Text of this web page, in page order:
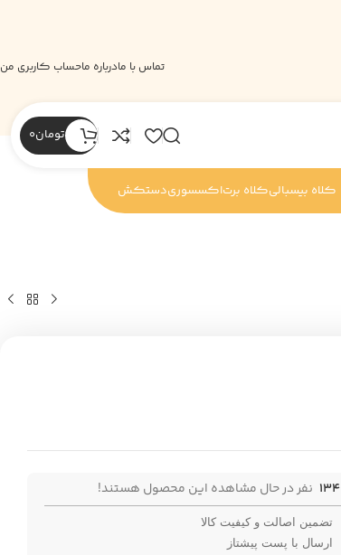
تماس با مادرباره ماحساب کاربری من
تومان0
کلاه بیسبالیکلاه برتاکسسوریدستکش
134 نفر در حال مشاهده این محصول هستند!
تضمین اصالت و کیفیت کالا
ارسال با پست پیشتاز